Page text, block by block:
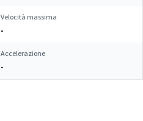
Velocità massima
-
Accelerazione
-